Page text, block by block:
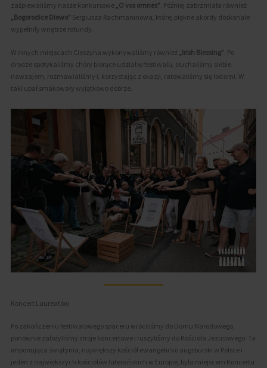
zaśpiewaliśmy nasze konkursowe „O vos omnes” . Później zabrzmiała również
„Bogorodice Diewo” Sergiusza Rachmaninowa, której piękne akordy doskonale
wypełniły wnętrze rotundy.
W innych miejscach Cieszyna wykonywaliśmy również „Irish Blessing” . Po
drodze spotykaliśmy chóry biorące udział w festiwalu, słuchaliśmy siebie
nawzajem, rozmawialiśmy i, korzystając z okazji, ratowaliśmy się lodami. W
taki upał smakowały wyjątkowo dobrze.
Koncert Laureatów
Po zakończeniu festiwalowego spaceru wróciliśmy do Domu Narodowego,
ponownie założyliśmy stroje koncertowe i ruszyliśmy do Kościoła Jezusowego. Ta
imponująca świątynia, największy kościół ewangelicko augsburski w Polsce i
jeden z największych kościołów luterańskich w Europie, była miejscem Koncertu